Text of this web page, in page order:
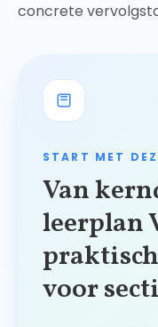
concrete
START MET
Van
leerplan
voor